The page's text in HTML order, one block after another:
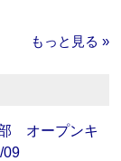
もっと見る »
オープンキ
09